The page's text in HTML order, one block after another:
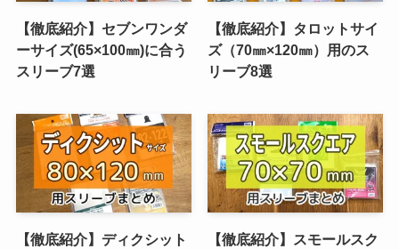
【徹底紹介】セブンワンダ
ーサイズ(65×100㎜)に合う
スリーブ7選
【徹底紹介】タロットサイ
ズ（70㎜×120㎜）用のス
リーブ8選
【徹底紹介】ディクシット
【徹底紹介】スモールスク